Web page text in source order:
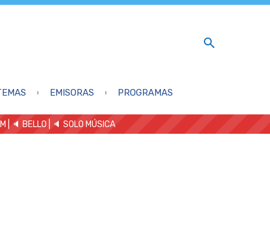
EMISORAS PROGRAMAS
| 🔈 BELLO 🔈 SOLO MÚSICA